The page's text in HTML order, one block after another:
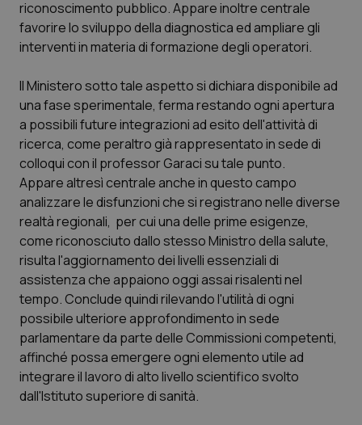
riconoscimento pubblico. Appare inoltre centrale
favorire lo sviluppo della diagnostica ed ampliare gli
interventi in materia di formazione degli operatori.
Il Ministero sotto tale aspetto si dichiara disponibile ad
una fase sperimentale, ferma restando ogni apertura
a possibili future integrazioni ad esito dell'attività di
ricerca, come peraltro già rappresentato in sede di
colloqui con il professor Garaci su tale punto.
Appare altresì centrale anche in questo campo
analizzare le disfunzioni che si registrano nelle diverse
realtà regionali, per cui una delle prime esigenze,
come riconosciuto dallo stesso Ministro della salute,
risulta l'aggiornamento dei livelli essenziali di
assistenza che appaiono oggi assai risalenti nel
tempo. Conclude quindi rilevando l'utilità di ogni
possibile ulteriore approfondimento in sede
parlamentare da parte delle Commissioni competenti,
affinché possa emergere ogni elemento utile ad
integrare il lavoro di alto livello scientifico svolto
dall'Istituto superiore di sanità.